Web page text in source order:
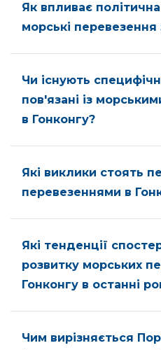
Як впливає
морські перевезення
Чи існують
пов'язані із
в Гонконгу?
Які виклики стоять
перевезеннями в
Які тенденції
розвитку морських
Гонконгу в останні
Чим вирізняється